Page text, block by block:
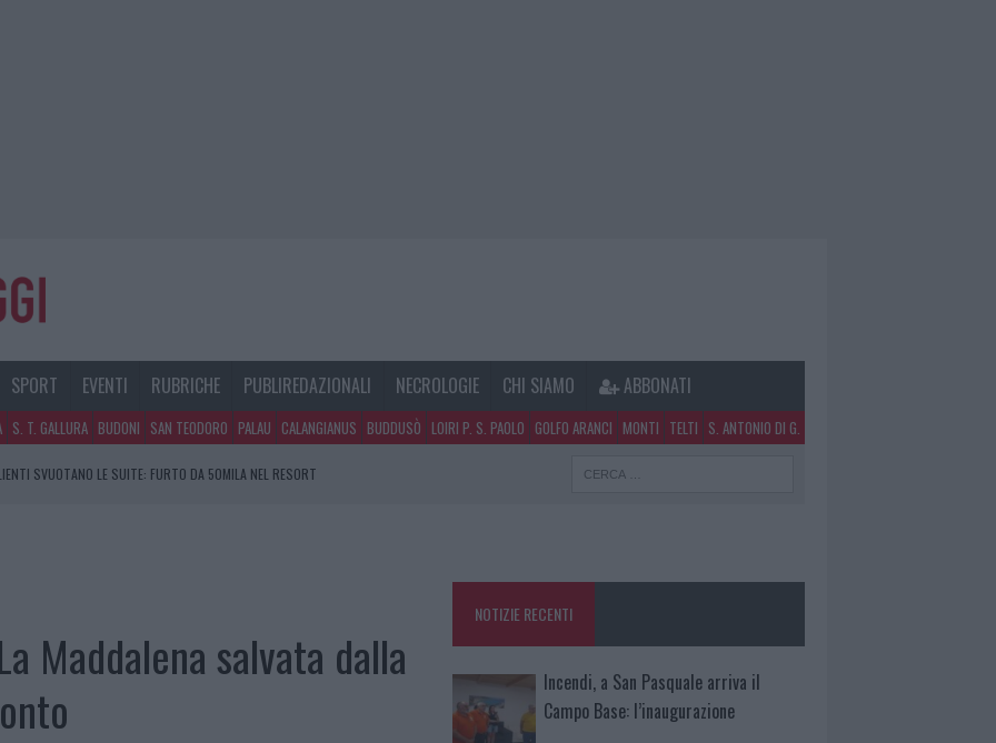
SPORT EVENTI RUBRICHE PUBLIREDAZIONALI NECROLOGIE CHI SIAMO ABBONATI
S. T. GALLURA BUDONI SAN TEODORO PALAU CALANGIANUS BUDDUSÒ LOIRI P. S. PAOLO GOLFO ARANCI MONTI TELTI S. ANTONIO DI G.
SVUOTANO LE SUITE: FURTO DA 50MILA NEL RESORT
Maddalena salvata dalla
NOTIZIE RECENTI
Incendi, a San Pasquale arriva il
Campo Base: l’inaugurazione